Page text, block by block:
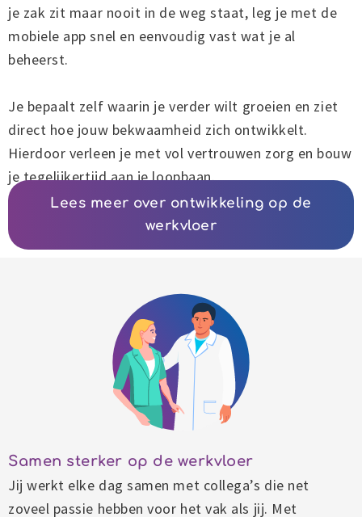
je zak zit maar nooit in de weg staat, leg je met de
mobiele app snel en eenvoudig vast wat je al
beheerst.
Je bepaalt zelf waarin je verder wilt groeien en ziet
direct hoe jouw bekwaamheid zich ontwikkelt.
Hierdoor verleen je met vol vertrouwen zorg en bouw
je tegelijkertijd aan je loopbaan.
Lees meer over ontwikkeling op de
werkvloer
Samen sterker op de werkvloer
Jij werkt elke dag samen met collega’s die net
zoveel passie hebben voor het vak als jij. Met